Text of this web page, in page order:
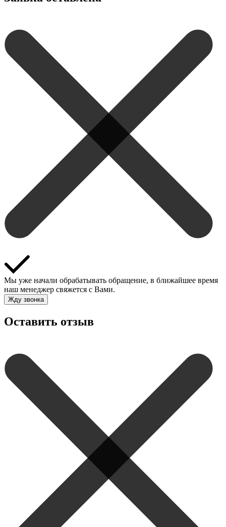
Мы уже начали обрабатывать обращение, в ближайшее время
наш менеджер свяжется с Вами.
Жду звонка
Оставить отзыв